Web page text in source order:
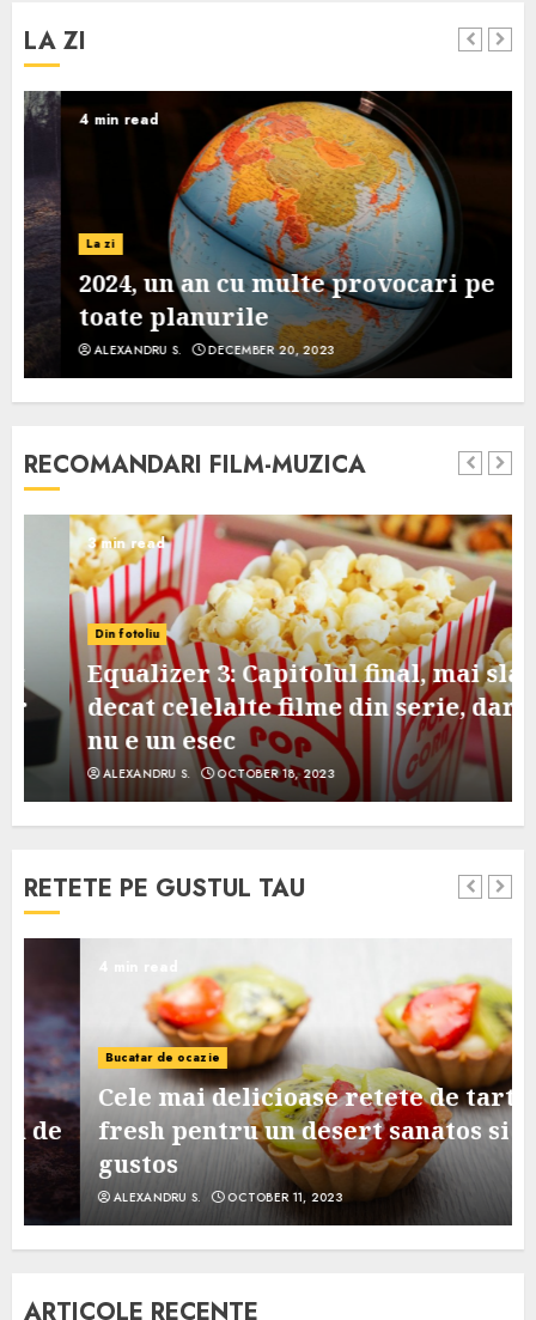
LA ZI
4 min read
La zi
2024, un an cu multe provocari pe
toate planurile
ALEXANDRU S. DECEMBER 20, 2023
RECOMANDARI FILM-MUZICA
3 min read
Din fotoliu
Equalizer 3: Capitolul final, mai slab
decat celelalte filme din serie, dar
nu e un esec
ALEXANDRU S. OCTOBER 18, 2023
RETETE PE GUSTUL TAU
4 min read
Bucatar de ocazie
Cele mai delicioase retete de tarte
fresh pentru un desert sanatos si
gustos
ALEXANDRU S. OCTOBER 11, 2023
ARTICOLE RECENTE